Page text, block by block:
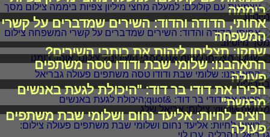
ביממה
אחותי, הדודה והדוד: השירים שמדברים על קשרי
המשפחה
שחקו: תצליחו לזהות את כותבי השירים?
התאהבנו: שלומי שבת ודודו טסה משתפים
פעולה
הכירו את דודי בר דוד: "היכולת לגעת באנשים
מרגשת"
רוצים לחיות: אליעד נחום ושלומי שבת משתפים
פעולה